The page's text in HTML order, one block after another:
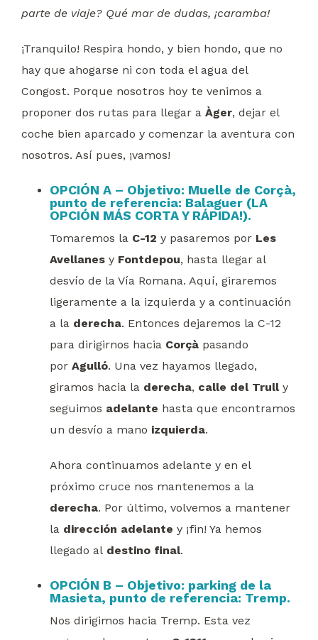
parte de viaje? Qué mar de dudas, ¡caramba!
¡Tranquilo! Respira hondo, y bien hondo, que no
hay que ahogarse ni con toda el agua del
Congost. Porque nosotros hoy te venimos a
proponer dos rutas para llegar a Àger, dejar el
coche bien aparcado y comenzar la aventura con
nosotros. Así pues, ¡vamos!
OPCIÓN A – Objetivo: Muelle de Corçà,
punto de referencia: Balaguer (LA
OPCIÓN MÁS CORTA Y RÁPIDA!).
Tomaremos la C-12 y pasaremos por Les
Avellanes y Fontdepou, hasta llegar al
desvío de la Vía Romana. Aquí, giraremos
ligeramente a la izquierda y a continuación
a la derecha. Entonces dejaremos la C-12
para dirigirnos hacia Corçà pasando
por Agulló. Una vez hayamos llegado,
giramos hacia la derecha, calle del Trully
seguimos adelante hasta que encontramos
un desvío a mano izquierda.
Ahora continuamos adelante y en el
próximo cruce nos mantenemos a la
derecha. Por último, volvemos a mantener
la dirección adelante y ¡fin! Ya hemos
llegado al destino final.
OPCIÓN B – Objetivo: parking de la
Masieta, punto de referencia: Tremp.
Nos dirigimos hacia Tremp. Esta vez